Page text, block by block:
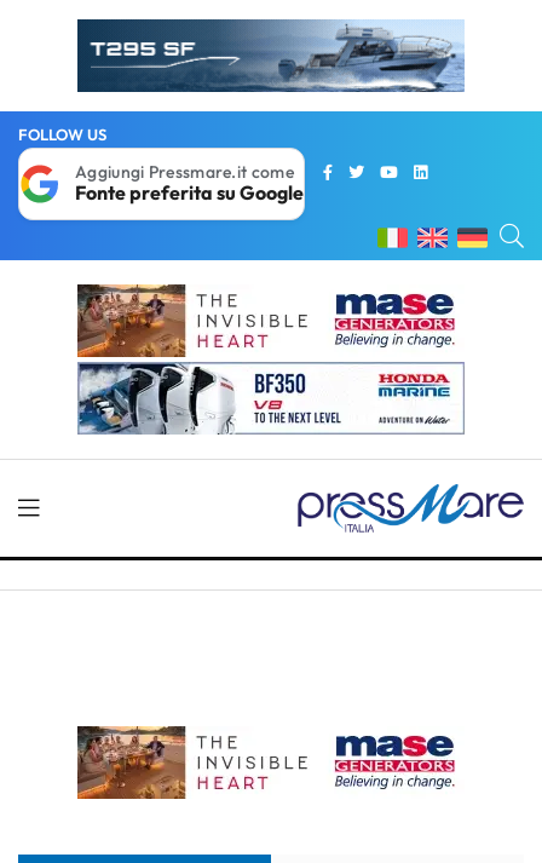
FOLLOW US
Aggiungi Pressmare.it come
Fonte preferita su Google